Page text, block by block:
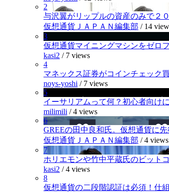
2
与沢翼がリップルの資産のみで２
仮想通貨ＪＡＰＡＮ編集部 / 14
3
仮想通貨マイニングマシンをゼロ
kasi2 / 7 views
4
マネックス証券がコインチェック買
noys-yoshi / 7 views
5
イーサリアムって何？初心者向け
milimili /4 views
6
GREEの田中良和氏。仮想通貨に
仮想通貨ＪＡＰＡＮ編集部 /4 views
7
ホリエモンや竹中平蔵氏のビット
kasi2 /4 views
8
仮想通貨の二段階認証は必須！仕